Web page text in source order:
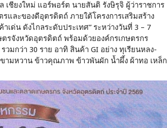
ชียงใหม่ แอร์พอร์ต นายสันติ รังษิรุจิ ผู้ว่าราชการ
และของดีอุตรดิตถ์ ภายใต้โครงการเสริมสร้าง
ด่น ดังไกลระดับประเทศ” ระหว่างวันที่ 3 – 7
รจังหวัดอุตรดิตถ์ พร้อมด้วยองค์กรเกษตรกร
มกว่า 30 ราย อาทิ สินค้า GI อย่าง ทุเรียนหลง-
มหวาน ข้าวคุณภาพ ข้าวพันผัก น้ำผึ้ง ผ้าทอ เหล็ก